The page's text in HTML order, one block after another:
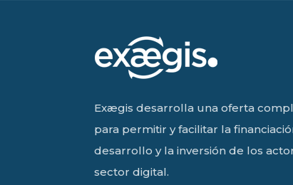
Exægis desarrolla una oferta
para permitir y facilitar la
desarrollo y la inversión de los
sector digital.